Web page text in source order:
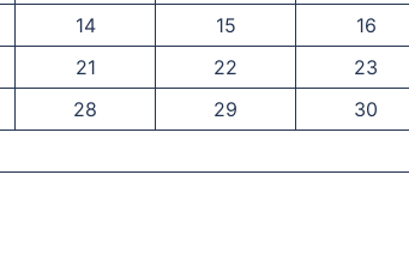
14 15
16
21 22
23
28 29
30